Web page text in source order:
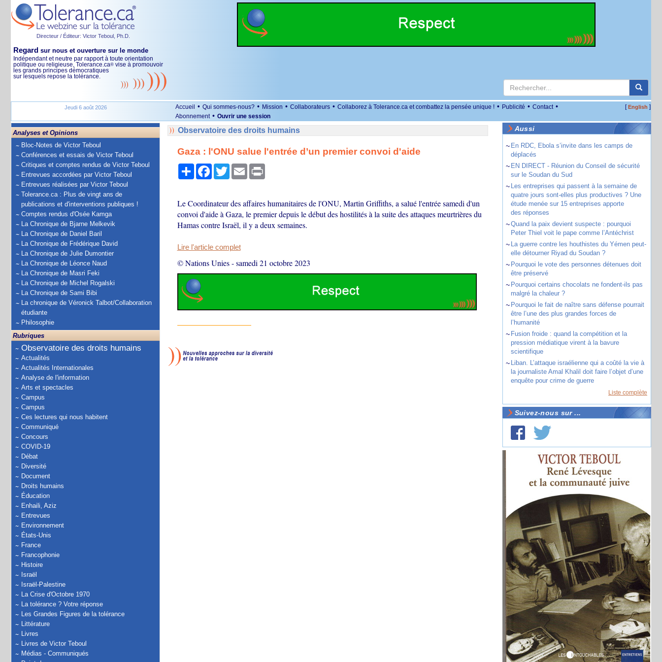
Directeur / Éditeur: Victor Teboul, Ph.D.
Regard sur nous et ouverture sur le monde
Indépendant et neutre par rapport à toute orientation
politique ou religieuse, Tolerance.ca® vise à promouvoir
les grands principes démocratiques
sur lesquels repose la tolérance.
Jeudi 6 août 2026 Accueil • Qui sommes-nous? • Mission • Collaborateurs • Collaborez à Tolerance.ca et combattez la pensée unique ! • Publicité • Contact •
Abonnement • Ouvrir une session
[English ]
Analyses et Opinions
Bloc-Notes de Victor Teboul
Conférences et essais de Victor Teboul
Critiques et comptes rendus de Victor Teboul
Entrevues accordées par Victor Teboul
Entrevues réalisées par Victor Teboul
Tolerance.ca : Plus de vingt ans de
publications et d'interventions publiques !
Comptes rendus d'Osée Kamga
La Chronique de Bjarne Melkevik
La Chronique de Daniel Baril
La Chronique de Frédérique David
La Chronique de Julie Dumontier
La Chronique de Léonce Naud
La Chronique de Masri Feki
La Chronique de Michel Rogalski
La Chronique de Sami Bibi
La chronique de Véronick Talbot/Collaboration
étudiante
Philosophie
Rubriques
Observatoire des droits humains
Actualités
Actualités Internationales
Analyse de l'information
Arts et spectacles
Campus
Campus
Ces lectures qui nous habitent
Communiqué
Concours
COVID-19
Débat
Diversité
Document
Droits humains
Éducation
Enhaili, Aziz
Entrevues
Environnement
États-Unis
France
Francophonie
Histoire
Israël
Israël-Palestine
La Crise d'Octobre 1970
La tolérance ? Votre réponse
Les Grandes Figures de la tolérance
Littérature
Livres
Livres de Victor Teboul
Médias - Communiqués
Observatoire des droits humains
Gaza : l'ONU salue l'entrée d’un premier convoi d'aide
PartagerFacebook
TwitterEmail Print
Le Coordinateur des affaires humanitaires de l'ONU, Martin Griffiths, a salué l'entrée samedi d'un
convoi d'aide à Gaza, le premier depuis le début des hostilités à la suite des attaques meurtrières du
Hamas contre Israël, il y a deux semaines.
Lire l'article complet
© Nations Unies-samedi 21 octobre 2023
Aussi
~ En RDC, Ebola s’invite dans les camps de
déplacés
~ EN DIRECT - Réunion du Conseil de sécurité
sur le Soudan du Sud
~ Les entreprises qui passent à la semaine de
quatre jours sont-elles plus productives ? Une
étude menée sur 15 entreprises apporte
des réponses
~Quand la paix devient suspecte : pourquoi
Peter Thiel voit le pape comme l’Antéchrist
~ La guerre contre les houthistes du Yémen peut-
elle détourner Riyad du Soudan ?
~ Pourquoi le vote des personnes détenues doit
être préservé
~ Pourquoi certains chocolats ne fondent-ils pas
malgré la chaleur ?
~ Pourquoi le fait de naître sans défense pourrait
être l’une des plus grandes forces de
l’humanité
~ Fusion froide : quand la compétition et la
pression médiatique virent à la bavure
scientifique
~ Liban. L’attaque israélienne qui a coûté la vie à
la journaliste Amal Khalil doit faire l’objet d’une
enquête pour crime de guerre
Liste complète
Suivez-nous sur ...